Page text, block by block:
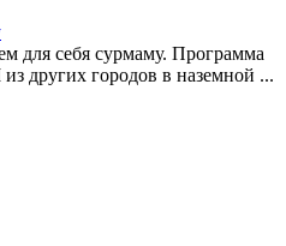
для себя сурмаму. Программа
других городов в наземной ...